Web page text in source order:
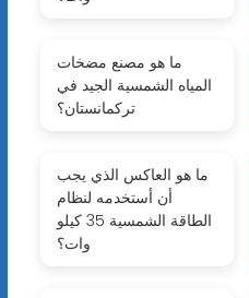
ما هو مصنع مضخات
المياه الشمسية الجيد في
تركمانستان؟
ما هو العاكس الذي يجب
أن أستخدمه لنظام
الطاقة الشمسية 35 كيلو
وات؟